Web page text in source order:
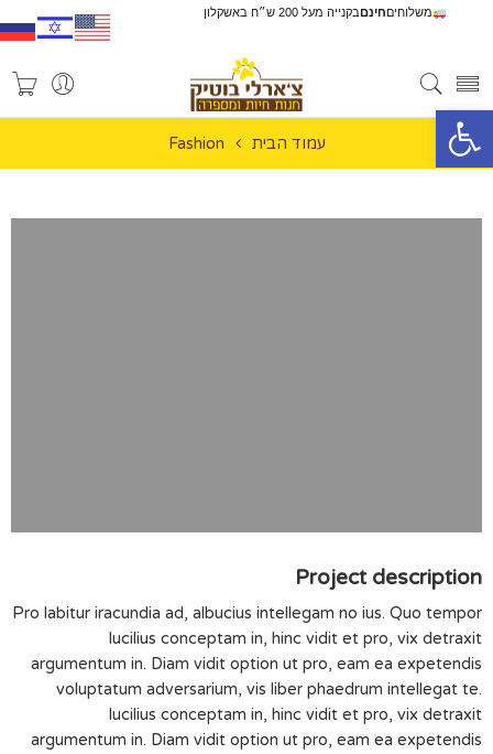
פתח סרגל נגישות
משלוחיםחינםבקנייה מעל 200 ש״ח באשקלון
עמוד הבית Fashion
Project description
Pro labitur iracundia ad, albucius intellegam no ius. Quo tempor
lucilius conceptam in, hinc vidit et pro, vix detraxit
argumentum in. Diam vidit option ut pro, eam ea expetendis
voluptatum adversarium, vis liber phaedrum intellegat te.
lucilius conceptam in, hinc vidit et pro, vix detraxit
argumentum in. Diam vidit option ut pro, eam ea expetendis